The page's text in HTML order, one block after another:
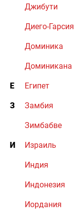
Джибути
Диего-Гарсия
Доминика
Доминикана
Е Египет
З Замбия
Зимбабве
И Израиль
Индия
Индонезия
Иордания